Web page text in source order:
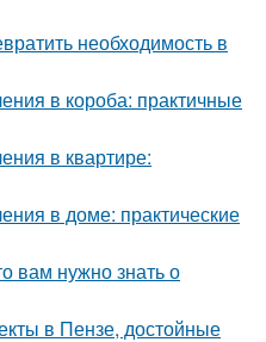
необходимость в
в короба: практичные
в квартире:
в доме: практические
вам нужно знать о
в Пензе, достойные